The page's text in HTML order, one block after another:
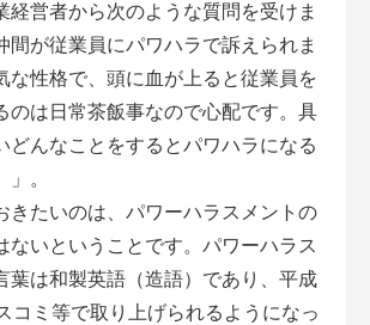
クション別メニュー
・事例集
識
ウェブ経営診断
経営者から次のような質問を受けま
間が従業員にパワハラで訴えられま
な性格で、頭に血が上ると従業員を
のは日常茶飯事なので心配です。具
どんなことをするとパワハラになる
。
きたいのは、パワーハラスメントの
ないということです。パワーハラス
葉は和製英語（造語）であり、平成
コミ等で取り上げられるようになっ